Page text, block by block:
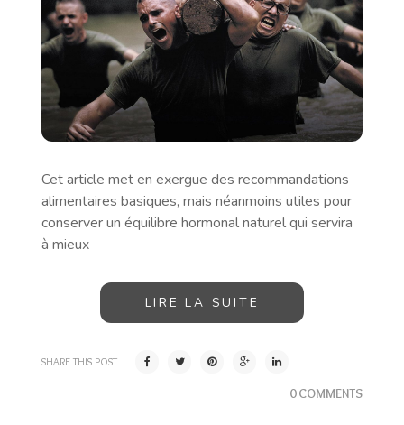
Cet article met en exergue des recommandations
alimentaires basiques, mais néanmoins utiles pour
conserver un équilibre hormonal naturel qui servira
à mieux
LIRE LA SUITE
SHARE THIS POST
0 COMMENTS